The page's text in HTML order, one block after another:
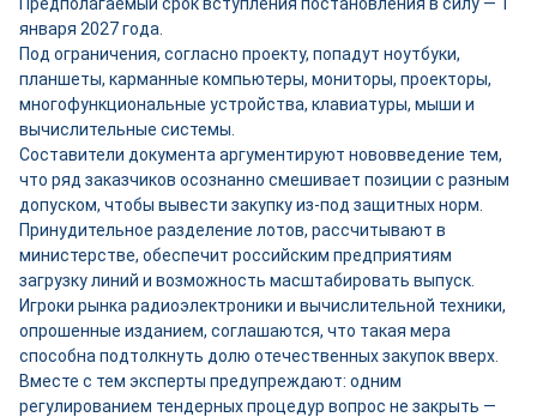
января 2027 года.
Под ограничения, согласно проекту, попадут ноутбуки,
планшеты, карманные компьютеры, мониторы, проекторы,
многофункциональные устройства, клавиатуры, мыши и
вычислительные системы.
Составители документа аргументируют нововведение тем,
что ряд заказчиков осознанно смешивает позиции с разным
допуском, чтобы вывести закупку из-под защитных норм.
Принудительное разделение лотов, рассчитывают в
министерстве, обеспечит российским предприятиям
загрузку линий и возможность масштабировать выпуск.
Игроки рынка радиоэлектроники и вычислительной техники,
опрошенные изданием, соглашаются, что такая мера
способна подтолкнуть долю отечественных закупок вверх.
Вместе с тем эксперты предупреждают: одним
регулированием тендерных процедур вопрос не закрыть —